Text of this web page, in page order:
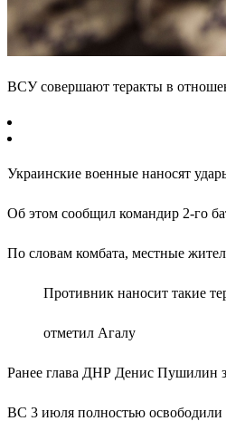
ВСУ совершают теракты в
Украинские военные наносят
Об этом сообщил командир 2-го
По словам комбата, местные
Противник наносит такие
отметил Агалу
Ранее глава ДНР Денис Пушилин
ВС 3 июля полностью освободили